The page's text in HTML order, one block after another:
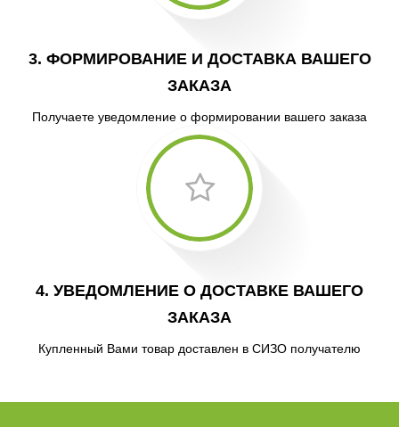
3. ФОРМИРОВАНИЕ И ДОСТАВКА ВАШЕГО
ЗАКАЗА
Получаете уведомление о формировании вашего заказа
4. УВЕДОМЛЕНИЕ О ДОСТАВКЕ ВАШЕГО
ЗАКАЗА
Купленный Вами товар доставлен в СИЗО получателю